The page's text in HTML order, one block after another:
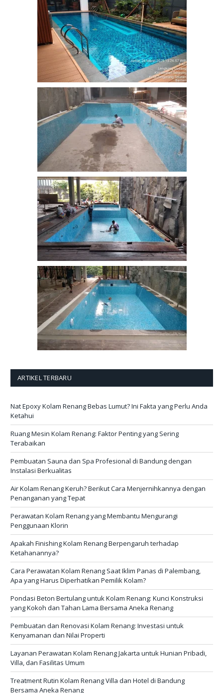
ARTIKEL TERBARU
Nat Epoxy Kolam Renang Bebas Lumut? Ini Fakta yang Perlu Anda
Ketahui
Ruang Mesin Kolam Renang: Faktor Penting yang Sering
Terabaikan
Pembuatan Sauna dan Spa Profesional di Bandung dengan
Instalasi Berkualitas
Air Kolam Renang Keruh? Berikut Cara Menjernihkannya dengan
Penanganan yang Tepat
Perawatan Kolam Renang yang Membantu Mengurangi
Penggunaan Klorin
Apakah Finishing Kolam Renang Berpengaruh terhadap
Ketahanannya?
Cara Perawatan Kolam Renang Saat Iklim Panas di Palembang,
Apa yang Harus Diperhatikan Pemilik Kolam?
Pondasi Beton Bertulang untuk Kolam Renang: Kunci Konstruksi
yang Kokoh dan Tahan Lama Bersama Aneka Renang
Pembuatan dan Renovasi Kolam Renang: Investasi untuk
Kenyamanan dan Nilai Properti
Layanan Perawatan Kolam Renang Jakarta untuk Hunian Pribadi,
Villa, dan Fasilitas Umum
Treatment Rutin Kolam Renang Villa dan Hotel di Bandung
Bersama Aneka Renang